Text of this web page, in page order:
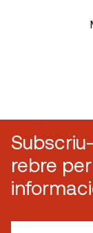
rebre